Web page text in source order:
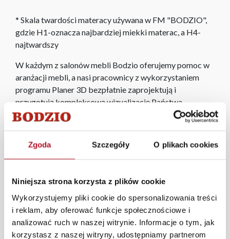
Zgoda Szczegóły O plikach cookies
Niniejsza strona korzysta z plików cookie
Wykorzystujemy pliki cookie do spersonalizowania treści
i reklam, aby oferować funkcje społecznościowe i
analizować ruch w naszej witrynie. Informacje o tym, jak
korzystasz z naszej witryny, udostępniamy partnerom
* Skala twardości materacy używana w FM "BODZIO",
gdzie H1-oznacza najbardziej miekki materac, a H4-
najtwardszy
W każdym z salonów mebli Bodzio oferujemy pomoc w
aranżacji mebli, a nasi pracownicy z wykorzystaniem
programu Planer 3D bezpłatnie zaprojektują i
przygotują kompleksową wizualizację Państwa
pomieszczenia wraz z wyceną. Każde zamówienie
złożone w sklepie stacjonarnym dostarczymy do 3 dni
roboczych na terenie całej Polski. W przypadku
zamówień internetowych czas dostawy wynosi do 5 dni
zamówienia powyżej 1000 zł dostarczamy gratis
niezależnie od miejsca złożenia zamówienia.
Zdjęcia produktów mają charakter poglądowy.
Rzeczywiste kolory i struktura materiałów mogą różnić
się od widocznych na ekranie, zależnie od ustawień